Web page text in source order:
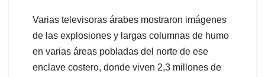
Varias televisoras árabes mostraron imágenes
de las explosiones y largas columnas de humo
en varias áreas pobladas del norte de ese
enclave costero, donde viven 2,3 millones de